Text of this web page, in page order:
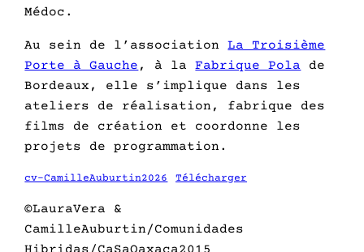
Médoc.
Au sein de l’associationLa Troisième
Porte à Gauche , à laFabrique Pola de
Bordeaux, elle s’implique dans les
ateliers de réalisation, fabrique des
films de création et coordonne les
projets de programmation.
cv-CamilleAuburtin2026 Télécharger
©LauraVera &
CamilleAuburtin/Comunidades